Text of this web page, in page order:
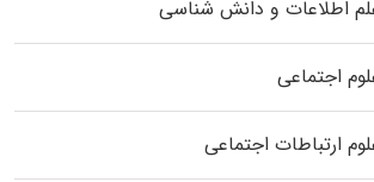
اطلاعات و دانش شناسی
اجتماعی
ارتباطات اجتماعی